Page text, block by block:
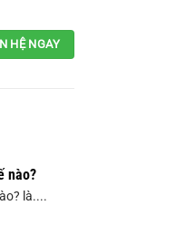
HỆ NGAY
nào?
là....